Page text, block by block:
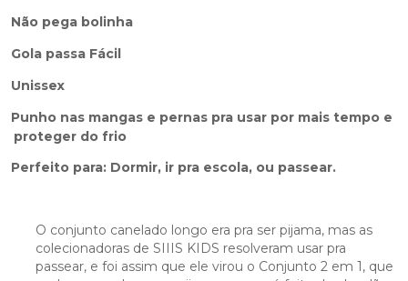
Não pega bolinha
Gola passa Fácil
Unissex
Punho nas mangas e pernas pra usar por mais tempo e
proteger do frio
Perfeito para: Dormir, ir pra escola, ou passear.
O conjunto canelado longo era pra ser pijama, mas as
colecionadoras de SIIIS KIDS resolveram usar pra
passear, e foi assim que ele virou o Conjunto 2 em 1, que